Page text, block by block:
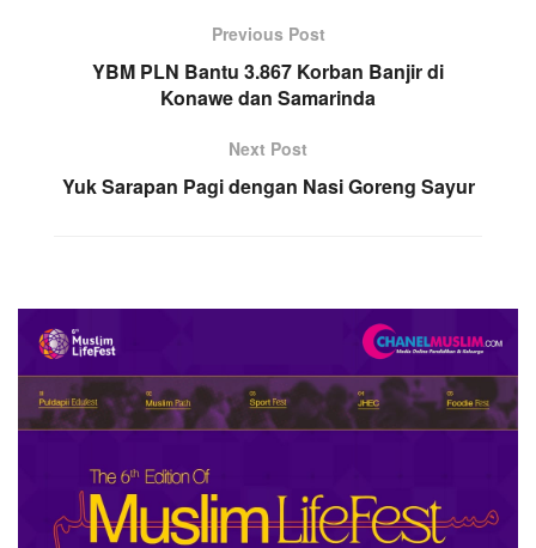
Previous Post
YBM PLN Bantu 3.867 Korban Banjir di
Konawe dan Samarinda
Next Post
Yuk Sarapan Pagi dengan Nasi Goreng Sayur